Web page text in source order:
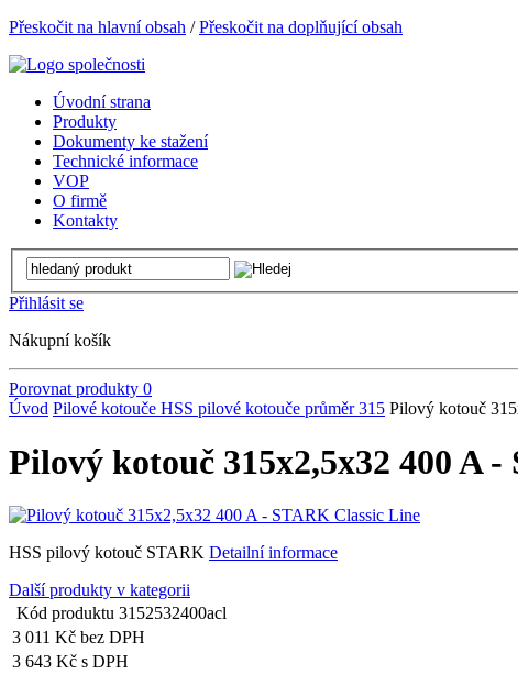
Přeskočit na hlavní obsah /Přeskočit na doplňující obsah
Úvodní strana
Produkty
Dokumenty ke stažení
Technické informace
VOP
O firmě
Kontakty
Přihlásit se
Nákupní košík
Porovnat produkty 0
Úvod Pilové kotouče HSS pilové kotouče průměr 315 Pilový kotouč
Pilový kotouč 315x2,5x32 400 A
HSS pilový kotouč STARK Detailní informace
Další produkty v kategorii
Kód produktu 3152532400acl
3 011 Kč bez DPH
3 643 Kč s DPH